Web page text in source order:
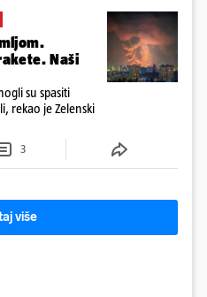
Naši
su spasiti
rekao je Zelenski
3
više